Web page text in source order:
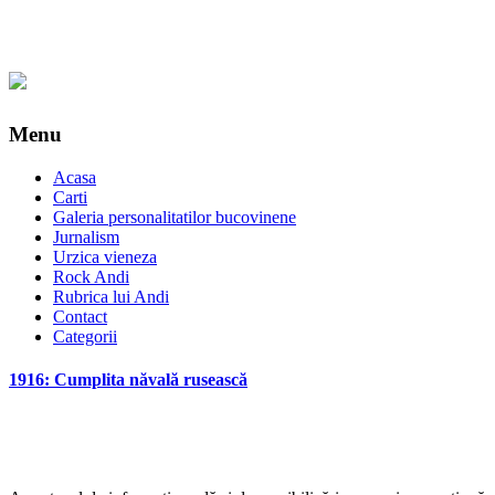
Menu
Acasa
Carti
Galeria personalitatilor bucovinene
Jurnalism
Urzica vieneza
Rock Andi
Rubrica lui Andi
Contact
Categorii
1916: Cumplita năvală rusească